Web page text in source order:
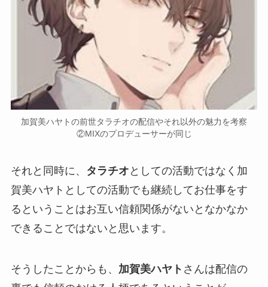
加賀美ハヤトの前世タラチオの配信やそれ以外の魅力を考察
②MIXのプロデューサーが同じ
それと同時に、 タラチオ としての活動ではなく 加
賀美ハヤト としての活動でも継続してお仕事をす
るということはお互い信頼関係がないとなかなか
できることではないと思います。
そうしたことからも、 加賀美ハヤト さんは配信の